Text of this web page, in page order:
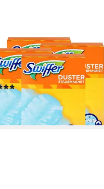
Staubmagnet Tücher 4er -
3x mehr Staub und Haare auf
(1)
€
€/ 1 Stk)
- in 3-4 Werktagen bei dir